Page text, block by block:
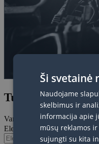
Turi klausimų?
Vardas ir pavardė
Elektroninio pašto adresas
Ši svetainė
Naudojame
skelbimus ir
informacija apie
mūsų reklamos
sujungti su kita